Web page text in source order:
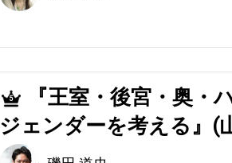
5
『王室・後宮・奥・
ジェンダーを考える』(